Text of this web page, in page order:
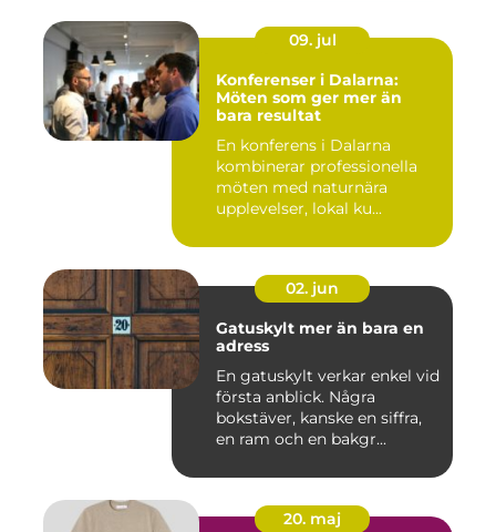
09. jul
Konferenser i Dalarna:
Möten som ger mer än
bara resultat
En konferens i Dalarna
kombinerar professionella
möten med naturnära
upplevelser, lokal ku...
02. jun
Gatuskylt mer än bara en
adress
En gatuskylt verkar enkel vid
första anblick. Några
bokstäver, kanske en siffra,
en ram och en bakgr...
20. maj